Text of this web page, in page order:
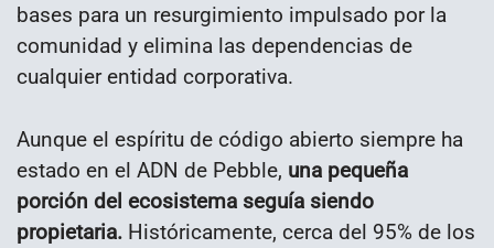
bases para un resurgimiento impulsado por la
comunidad y elimina las dependencias de
cualquier entidad corporativa.
Aunque el espíritu de código abierto siempre ha
estado en el ADN de Pebble, una pequeña
porción del ecosistema seguía siendo
propietaria. Históricamente, cerca del 95% de los